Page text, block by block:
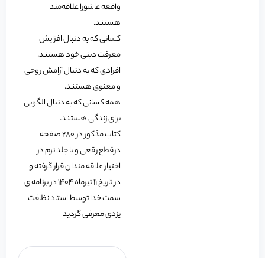
واقعه عاشورا علاقه‌مند
هستند.
کسانی که به دنبال افزایش
معرفت دینی خود هستند.
افرادی که به دنبال آرامش روحی
و معنوی هستند.
همه کسانی که به دنبال الگویی
برای زندگی هستند.
کتاب مذکور در 280 صفحه
درقطع رقعی و با جلد نرم در
اختیار علاقه مندان قرار گرفته و
در تاریخ 11 تیرماه 1404 در برنامه ی
سمت خدا توسط استاد نظافت
یزدی معرفی گردید